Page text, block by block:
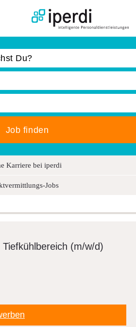
Karriere bei iperdi
Jobs
(m/w/d)